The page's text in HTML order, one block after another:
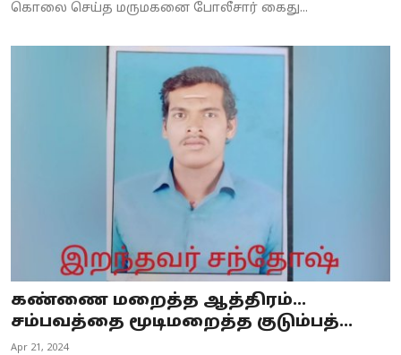
கொலை செய்த மருமகனை போலீசார் கைது...
கண்ணை மறைத்த ஆத்திரம்...
சம்பவத்தை மூடிமறைத்த குடும்பத்...
Apr 21, 2024